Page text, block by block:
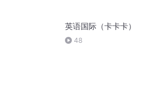
英语国际（卡卡卡）
48